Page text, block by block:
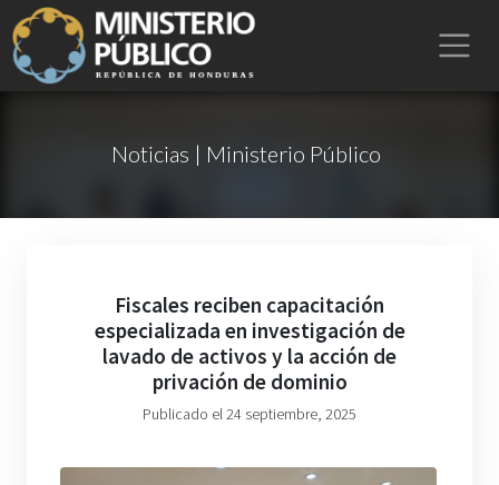
Noticias | Ministerio Público
Fiscales reciben capacitación
especializada en investigación de
lavado de activos y la acción de
privación de dominio
Publicado el 24 septiembre, 2025